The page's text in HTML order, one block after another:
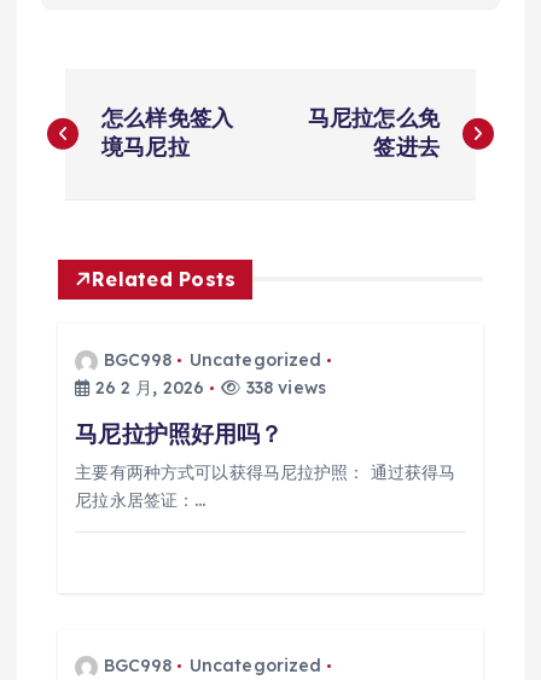
章
航
怎么样免签入
境马尼拉
马尼拉怎么免
签进去
Related Posts
BGC998
Uncategorized
26 2 月, 2026
338 views
马尼拉护照好用吗？
主要有两种方式可以获得马尼拉护照： 通过获得马
尼拉永居签证：…
BGC998
Uncategorized